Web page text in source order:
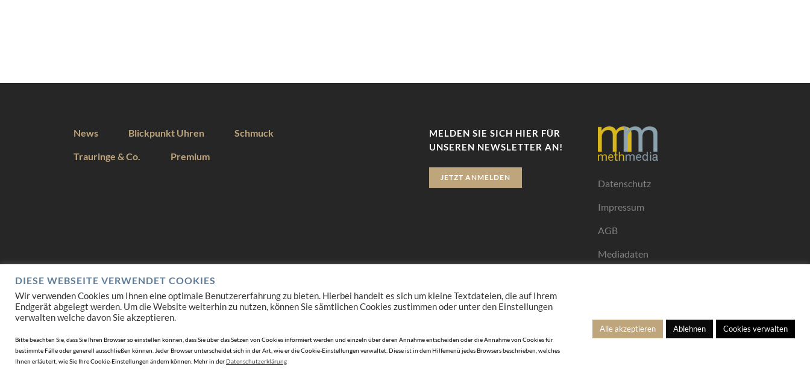
News Blickpunkt Uhren Schmuck
Trauringe & Co. Premium
MELDEN SIE SICH HIER FÜR
UNSEREN NEWSLETTER AN!
JETZT ANMELDEN
Datenschutz
Impressum
AGB
Mediadaten
DIESE WEBSEITE VERWENDET COOKIES
Wir verwenden Cookies um Ihnen eine optimale Benutzererfahrung zu bieten. Hierbei handelt es sich um kleine Textdateien, die auf Ihrem
Endgerät abgelegt werden. Um die Website weiterhin zu nutzen, können Sie sämtlichen Cookies zustimmen oder unter den Einstellungen
verwalten welche davon Sie akzeptieren.
Bitte beachten Sie, dass Sie Ihren Browser so einstellen können, dass Sie über das Setzen von Cookies informiert werden und einzeln über deren Annahme entscheiden oder die Annahme von Cookies für
bestimmte Fälle oder generell ausschließen können. Jeder Browser unterscheidet sich in der Art, wie er die Cookie-Einstellungen verwaltet. Diese ist in dem Hilfemenü jedes Browsers beschrieben, welches
Ihnen erläutert, wie Sie Ihre Cookie-Einstellungen ändern können. Mehr in derDatenschutzerklärung
Alle akzeptieren Ablehnen Cookies verwalten